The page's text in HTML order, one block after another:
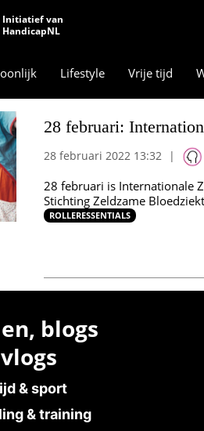
Initiatief van
HandicapNL
Lifestyle Vrije tijd
28 februari:
28 februari 2022 13:32 |
28 februari is Internationale
Stichting Zeldzame
ROLLERESSENTIALS
blogs
& sport
& training